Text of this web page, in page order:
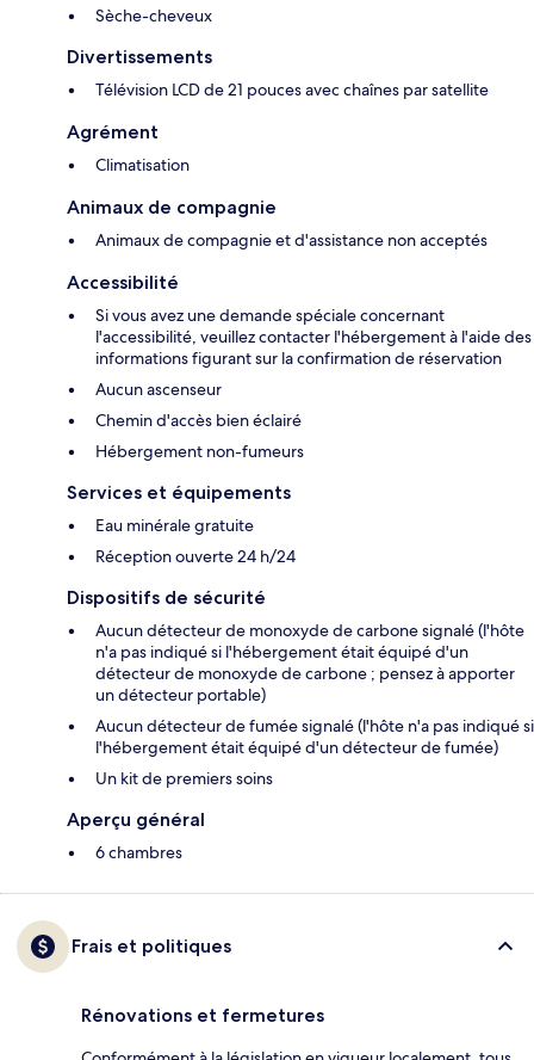
Sèche-cheveux
Divertissements
Télévision LCD de 21 pouces avec chaînes par satellite
Agrément
Climatisation
Animaux de compagnie
Animaux de compagnie et d'assistance non acceptés
Accessibilité
Si vous avez une demande spéciale concernant
l'accessibilité, veuillez contacter l'hébergement à l'aide des
informations figurant sur la confirmation de réservation
Aucun ascenseur
Chemin d'accès bien éclairé
Hébergement non-fumeurs
Services et équipements
Eau minérale gratuite
Réception ouverte 24 h/24
Dispositifs de sécurité
Aucun détecteur de monoxyde de carbone signalé (l'hôte
n'a pas indiqué si l'hébergement était équipé d'un
détecteur de monoxyde de carbone ; pensez à apporter
un détecteur portable)
Aucun détecteur de fumée signalé (l'hôte n'a pas indiqué si
l'hébergement était équipé d'un détecteur de fumée)
Un kit de premiers soins
Aperçu général
6 chambres
Frais et politiques
Rénovations et fermetures